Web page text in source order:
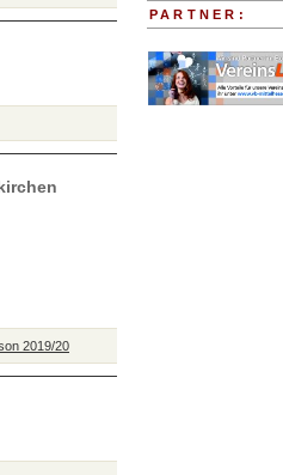
2019/20
PARTNER: